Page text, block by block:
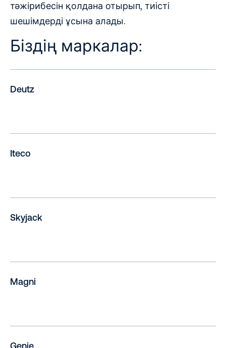
тәжірибесін қолдана отырып, тиісті
шешімдерді ұсына алады.
Біздің маркалар:
Deutz
Iteco
Skyjack
Magni
Genie